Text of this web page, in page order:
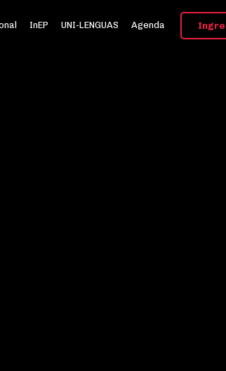
InEP UNI-LENGUAS Agenda